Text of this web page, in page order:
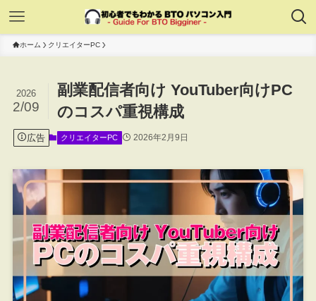
ホーム クリエイターPC
副業配信者向け YouTuber向けPC
のコスパ重視構成
2026
2/09
広告 クリエイターPC 2026年2月9日